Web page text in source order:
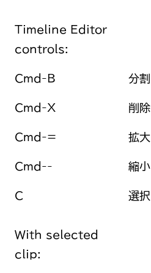
Timeline Editor
controls:
Cmd-B 分割
Cmd-X 削除
Cmd-= 拡大
Cmd-- 縮小
C 選択
With selected
clip: